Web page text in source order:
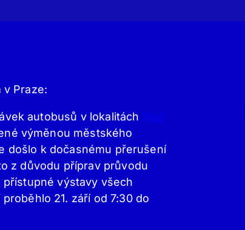
v Praze:
autobusů v lokalitách Nad
výměnou městského
došlo k dočasnému přerušení
z důvodu příprav průvodu
přístupné výstavy všech
21. září od 7:30 do